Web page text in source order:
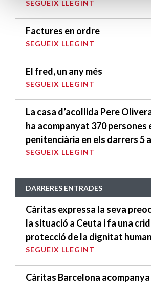
SEGUEIX LLEGINT
Factures en ordre
SEGUEIX LLEGINT
El fred, un any més
SEGUEIX LLEGINT
La casa d’acollida Pere
ha acompanyat 370 persones
penitenciària en els darrers 5
SEGUEIX LLEGINT
DARRERES ENTRADES
Càritas expressa la seva
la situació a Ceuta i fa una
protecció de la dignitat
SEGUEIX LLEGINT
Càritas Barcelona acompanya